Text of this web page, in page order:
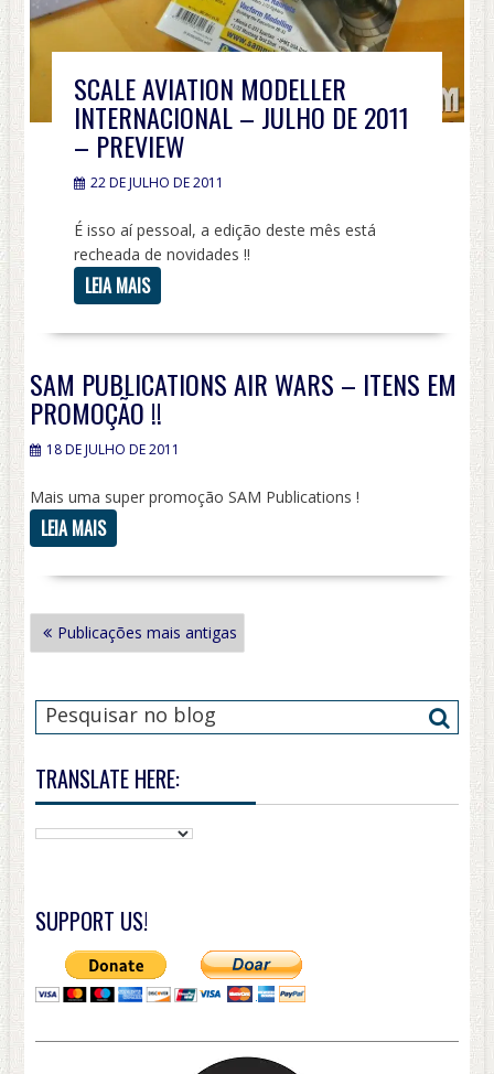
SCALE AVIATION MODELLER
INTERNACIONAL – JULHO DE 2011
– PREVIEW
22 DE JULHO DE 2011
É isso aí pessoal, a edição deste mês está
recheada de novidades !!
LEIA MAIS
SAM PUBLICATIONS AIR WARS – ITENS EM
PROMOÇÃO !!
18 DE JULHO DE 2011
Mais uma super promoção SAM Publications !
LEIA MAIS
NAVEGAÇÃO
PORPublicações mais antigas
TRANSLATE HERE:
SUPPORT US!